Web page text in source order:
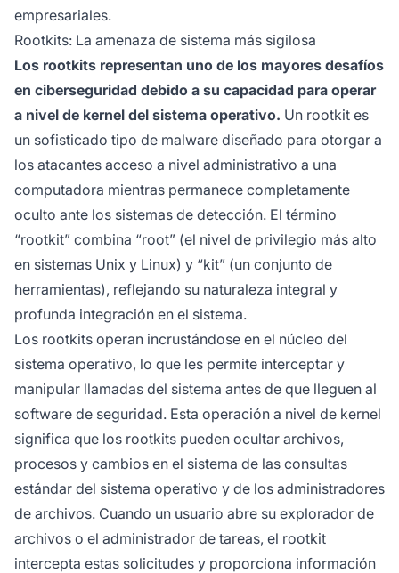
empresariales.
Rootkits: La amenaza de sistema más sigilosa
Los rootkits representan uno de los mayores desafíos
en ciberseguridad debido a su capacidad para operar
a nivel de kernel del sistema operativo. Un rootkit es
un sofisticado tipo de malware diseñado para otorgar a
los atacantes acceso a nivel administrativo a una
computadora mientras permanece completamente
oculto ante los sistemas de detección. El término
“rootkit” combina “root” (el nivel de privilegio más alto
en sistemas Unix y Linux) y “kit” (un conjunto de
herramientas), reflejando su naturaleza integral y
profunda integración en el sistema.
Los rootkits operan incrustándose en el núcleo del
sistema operativo, lo que les permite interceptar y
manipular llamadas del sistema antes de que lleguen al
software de seguridad. Esta operación a nivel de kernel
significa que los rootkits pueden ocultar archivos,
procesos y cambios en el sistema de las consultas
estándar del sistema operativo y de los administradores
de archivos. Cuando un usuario abre su explorador de
archivos o el administrador de tareas, el rootkit
intercepta estas solicitudes y proporciona información